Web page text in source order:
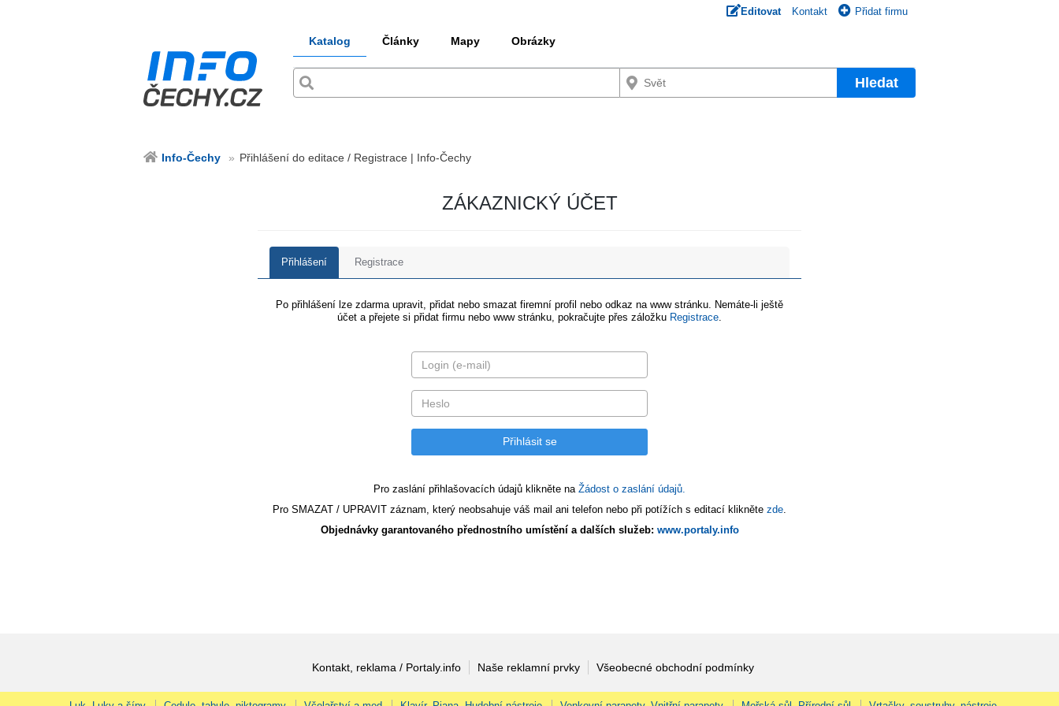
Editovat Kontakt Přidat firmu
Katalog Články Mapy Obrázky
Hledat
Info-Čechy Přihlášení do editace / Registrace | Info-Čechy
ZÁKAZNICKÝ ÚČET
Přihlášení Registrace
Po přihlášení lze zdarma upravit, přidat nebo smazat firemní profil nebo odkaz na www stránku. Nemáte-li ještě
účet a přejete si přidat firmu nebo www stránku, pokračujte přes záložku Registrace
Pro zaslání přihlašovacích údajů klikněte na Žádost o zaslání údajů.
Pro SMAZAT / UPRAVIT záznam, který neobsahuje váš mail ani telefon nebo při potížích s editací klikněte zde
Objednávky garantovaného přednostního umístění a dalších služeb: www.portaly.info
Kontakt, reklama / Portaly.info Naše reklamní prvky Všeobecné obchodní podmínky